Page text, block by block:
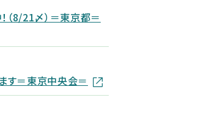
8/21〆）＝東京都＝
す＝東京中央会＝